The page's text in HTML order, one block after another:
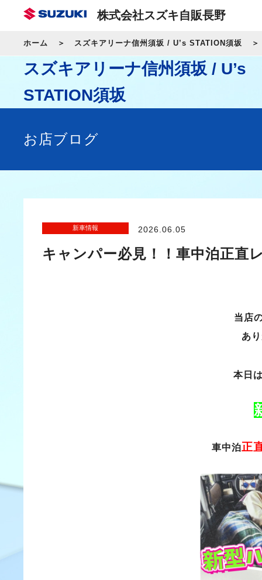
株式会社スズキ自販長野
ホーム スズキアリーナ信州須坂 / U’s STATION須坂
スズキアリーナ信州須坂 / U’s
STATION須坂
お店ブログ
新車情報 2026.06.05
キャンパー必見！！車中泊正直
当店
あ
本日
車中泊正